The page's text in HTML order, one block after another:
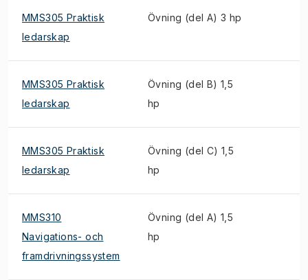
MMS305 Praktisk
ledarskap
Övning (del A) 3 hp
MMS305 Praktisk
ledarskap
Övning (del B) 1,5
hp
MMS305 Praktisk
ledarskap
Övning (del C) 1,5
hp
MMS310
Navigations- och
framdrivningssystem
Övning (del A) 1,5
hp